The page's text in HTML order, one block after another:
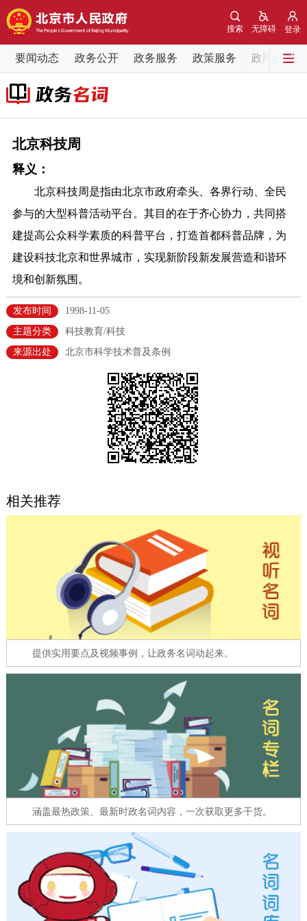
登录
无障碍
搜索
要闻动态 政务公开 政务服务 政策服务 政民互动
要闻动态
党中央精神
各区热点
政务公开
市领导 机构职能 政策服务
政策兑现
决策公开
政务服务
法人服务
利企服务
政民互动
12345网上接诉即办 我要咨询 我要建议
参与调查 在线访谈 图说互动
北京概况 十六区概览
图说北京
ENGLISH 한국어 日本語
DEUTSCH FRANÇAIS РУССКИЙ ЯЗЫК
العربية
ITALIANO
北京科技周
释义：
北京科技周是指由北京市政府牵头、各界行动、全民
参与的大型科普活动平台。其目的在于齐心协力，共同搭
建提高公众科学素质的科普平台，打造首都科普品牌，为
建设科技北京和世界城市，实现新阶段新发展营造和谐环
境和创新氛围。
发布时间
1998-11-05
主题分类
科技教育/科技
来源出处
北京市科学技术普及条例
相关推荐
提供实用要点及视频事例，让政务名词动起来。
涵盖最热政策、最新时政名词内容，一次获取更多干货。